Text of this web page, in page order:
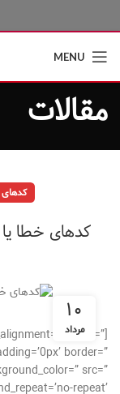
MENU
مقالات
کدهای خطا
۱۰
مرداد
space=”
border=”
src=”
repeat’